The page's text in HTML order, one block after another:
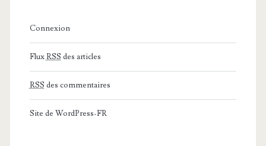
Connexion
FluxRSS des articles
RSS des commentaires
Site de WordPress-FR